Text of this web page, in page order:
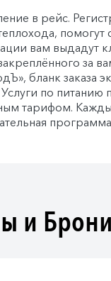
в рейс.
вам выдадут
за
бланк заказа
Услуги по питанию
тарифом.
и